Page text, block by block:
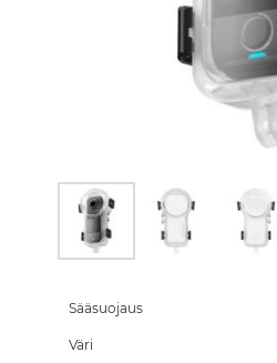
the
of
Sääsuojaus
Väri